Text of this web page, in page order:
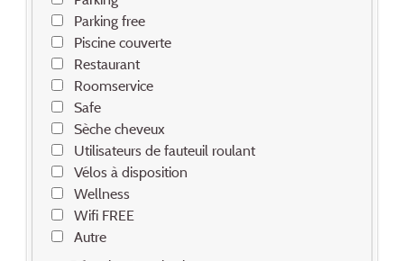
Parking free
Piscine couverte
Restaurant
Roomservice
Safe
Sèche cheveux
Utilisateurs de fauteuil roulant
Vélos à disposition
Wellness
Wifi FREE
Autre